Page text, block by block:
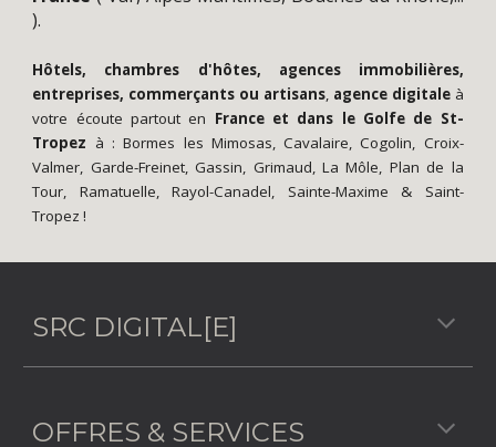
).
Hôtels, chambres d'hôtes, agences immobilières,
entreprises, commerçants ou artisans, agence digitaleà
votre écoute partout en Franceet dans le Golfe de St-
Tropez à :Bormes les Mimosas,Cavalaire,Cogolin, Croix-
Valmer, Garde-Freinet,Gassin, Grimaud,La Môle, Plan de la
Tour, Ramatuelle,Rayol-Canadel, Sainte-Maxime & Saint-
Tropez !
SRC DIGITAL[E]
OFFRES & SERVICES